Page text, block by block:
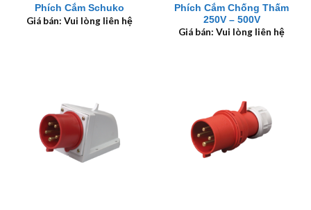
Phích Cắm Schuko
Giá bán: Vui lòng liên hệ
Phích Cắm Chống Thấm
250V – 500V
Giá bán: Vui lòng liên hệ